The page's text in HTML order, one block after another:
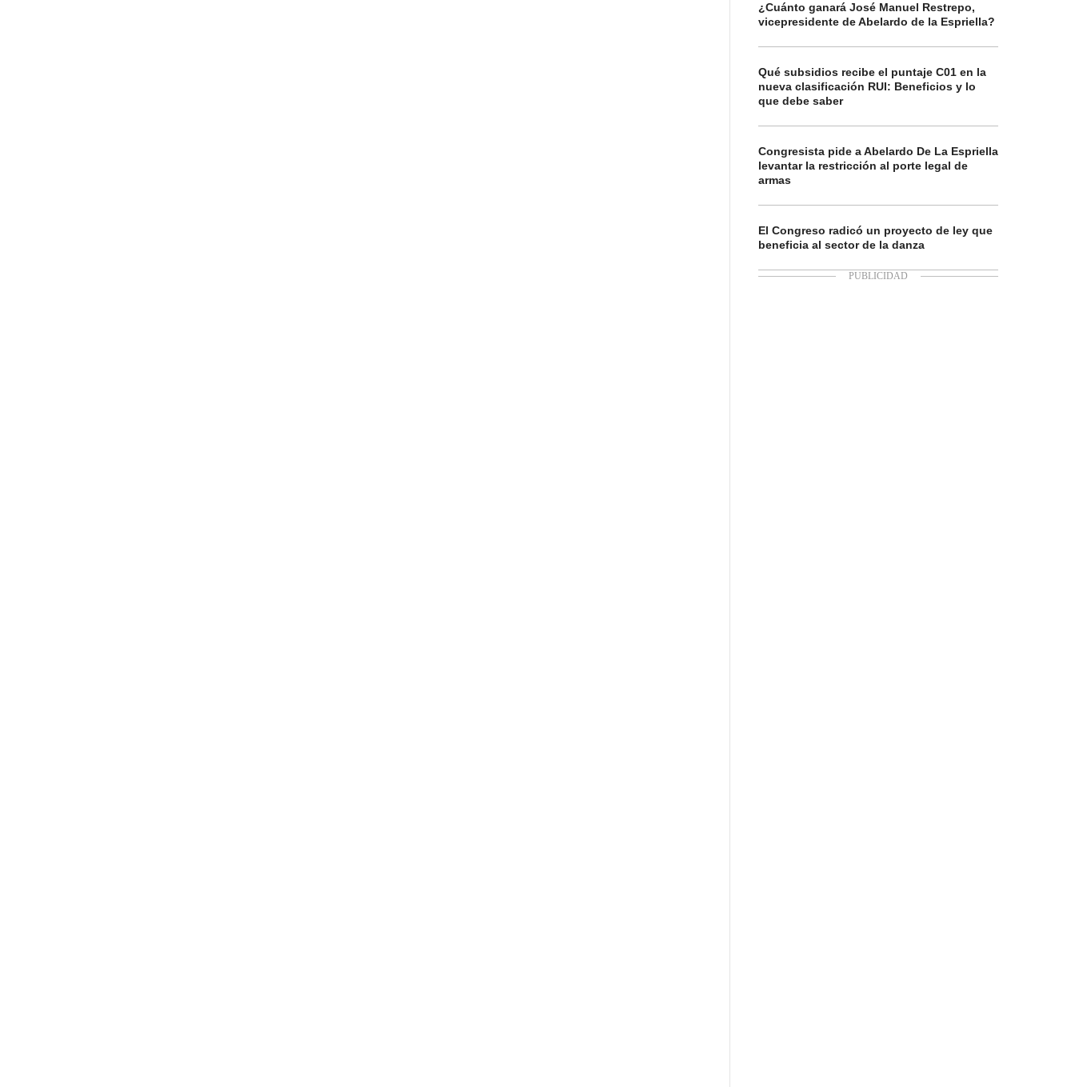
¿Cuánto ganará José Manuel Restrepo,
vicepresidente de Abelardo de la Espriella?
Qué subsidios recibe el puntaje C01 en la
nueva clasificación RUI: Beneficios y lo
que debe saber
Congresista pide a Abelardo De La Espriella
levantar la restricción al porte legal de
armas
El Congreso radicó un proyecto de ley que
beneficia al sector de la danza